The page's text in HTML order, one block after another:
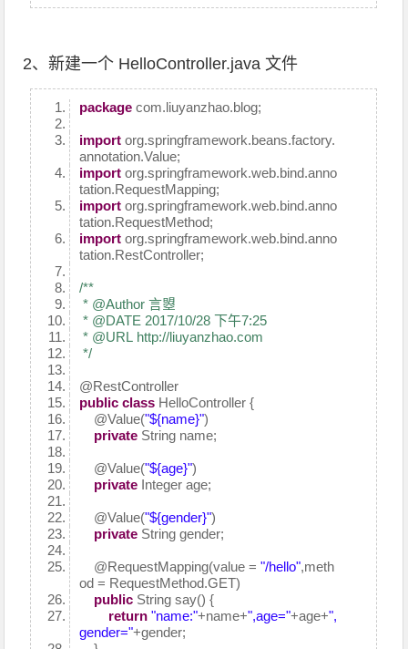
2、新建一个 HelloController.java 文件
package com.liuyanzhao.blog;
import org.springframework.beans.factory.
annotation.Value;
import org.springframework.web.bind.anno
tation.RequestMapping;
import org.springframework.web.bind.anno
tation.RequestMethod;
import org.springframework.web.bind.anno
tation.RestController;
/**
* @Author 言曌
* @DATE 2017/10/28 下午7:25
* @URL http://liuyanzhao.com
*/
@RestController
public class HelloController {
@Value("${name}")
private String name;
@Value("${age}")
private Integer age;
@Value("${gender}")
private String gender;
@RequestMapping(value ="/hello",meth
od = RequestMethod.GET)
public String say() {
return "name:"+name+",age="+age+",
gender="+gender;